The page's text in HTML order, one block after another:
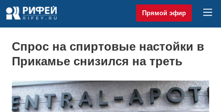
Прямой эфир
Спрос на спиртовые настойки в
Прикамье снизился на треть